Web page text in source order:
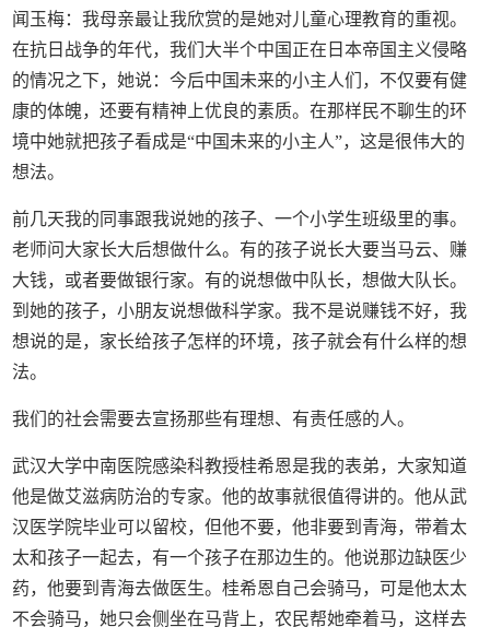
闻玉梅：我母亲最让我欣赏的是她对儿童心理教育的重视。
在抗日战争的年代，我们大半个中国正在日本帝国主义侵略
的情况之下，她说：今后中国未来的小主人们，不仅要有健
康的体魄，还要有精神上优良的素质。在那样民不聊生的环
境中她就把孩子看成是“中国未来的小主人”，这是很伟大的
想法。
前几天我的同事跟我说她的孩子、一个小学生班级里的事。
老师问大家长大后想做什么。有的孩子说长大要当马云、赚
大钱，或者要做银行家。有的说想做中队长，想做大队长。
到她的孩子，小朋友说想做科学家。我不是说赚钱不好，我
想说的是，家长给孩子怎样的环境，孩子就会有什么样的想
法。
我们的社会需要去宣扬那些有理想、有责任感的人。
武汉大学中南医院感染科教授桂希恩是我的表弟，大家知道
他是做艾滋病防治的专家。他的故事就很值得讲的。他从武
汉医学院毕业可以留校，但他不要，他非要到青海，带着太
太和孩子一起去，有一个孩子在那边生的。他说那边缺医少
药，他要到青海去做医生。桂希恩自己会骑马，可是他太太
不会骑马，她只会侧坐在马背上，农民帮她牵着马，这样去